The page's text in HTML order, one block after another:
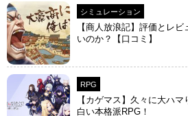
シミュレーション
【商人放浪‪記】評価とレ
いのか？【口コミ】
RPG
【カゲマス】久々に大ハ
白い本格派RPG！